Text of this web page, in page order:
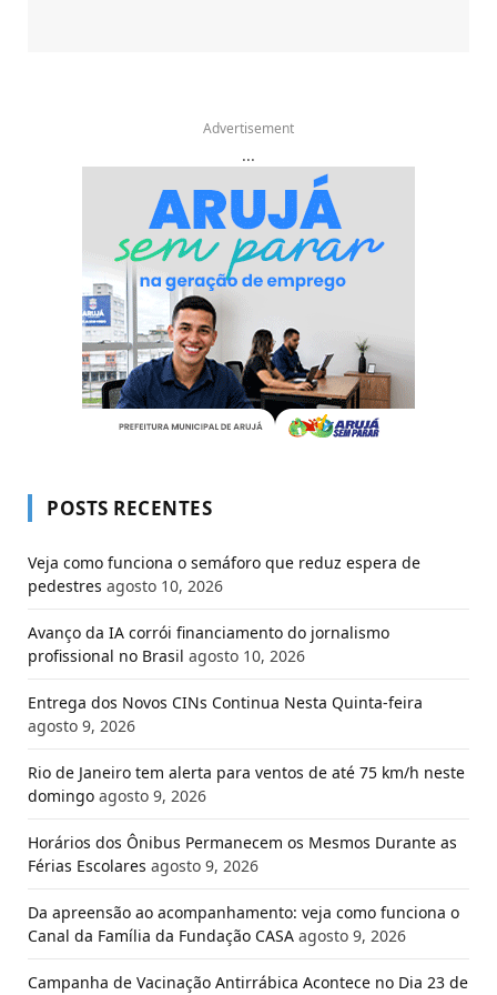
Advertisement
...
POSTS RECENTES
Veja como funciona o semáforo que reduz espera de
pedestres agosto 10, 2026
Avanço da IA corrói financiamento do jornalismo
profissional no Brasil agosto 10, 2026
Entrega dos Novos CINs Continua Nesta Quinta-feira
agosto 9, 2026
Rio de Janeiro tem alerta para ventos de até 75 km/h neste
domingo agosto 9, 2026
Horários dos Ônibus Permanecem os Mesmos Durante as
Férias Escolares agosto 9, 2026
Da apreensão ao acompanhamento: veja como funciona o
Canal da Família da Fundação CASA agosto 9, 2026
Campanha de Vacinação Antirrábica Acontece no Dia 23 de